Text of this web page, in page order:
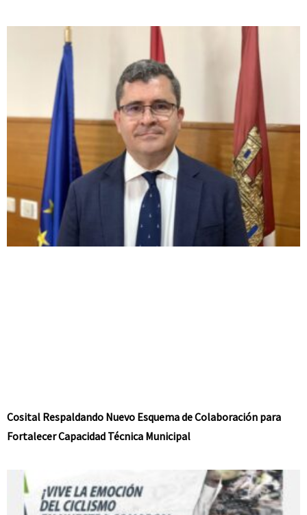
Cosital Respaldando Nuevo Esquema de Colaboración para
Fortalecer Capacidad Técnica Municipal